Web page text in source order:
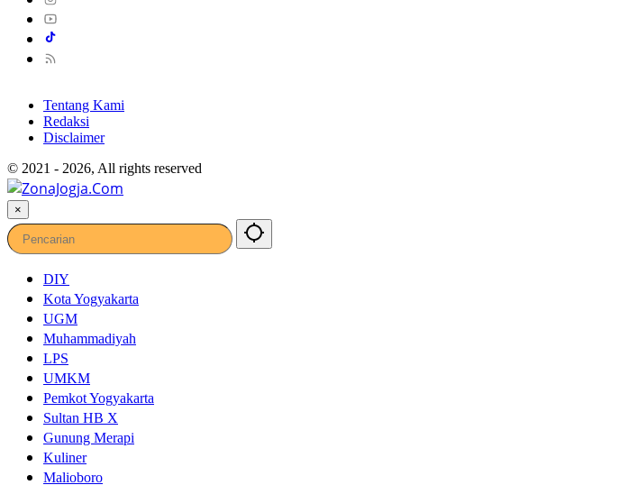
Tentang Kami
Redaksi
Disclaimer
© 2021 - 2026, All rights reserved
×
DIY
Kota Yogyakarta
UGM
Muhammadiyah
LPS
UMKM
Pemkot Yogyakarta
Sultan HB X
Gunung Merapi
Kuliner
Malioboro